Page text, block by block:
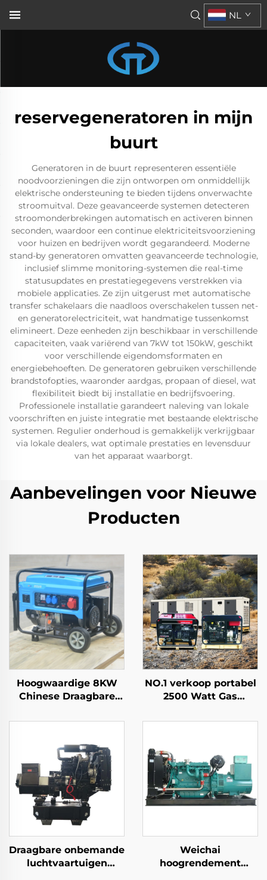
NL
reservegeneratoren in mijn
buurt
Generatoren in de buurt representeren essentiële
noodvoorzieningen die zijn ontworpen om onmiddellijk
elektrische ondersteuning te bieden tijdens onverwachte
stroomuitval. Deze geavanceerde systemen detecteren
stroomonderbrekingen automatisch en activeren binnen
seconden, waardoor een continue elektriciteitsvoorziening
voor huizen en bedrijven wordt gegarandeerd. Moderne
stand-by generatoren omvatten geavanceerde technologie,
inclusief slimme monitoring-systemen die real-time
statusupdates en prestatiegegevens verstrekken via
mobiele applicaties. Ze zijn uitgerust met automatische
transfer schakelaars die naadloos overschakelen tussen net-
en generatorelectriciteit, wat handmatige tussenkomst
elimineert. Deze eenheden zijn beschikbaar in verschillende
capaciteiten, vaak variërend van 7kW tot 150kW, geschikt
voor verschillende eigendomsformaten en
energiebehoeften. De generatoren gebruiken verschillende
brandstofopties, waaronder aardgas, propaan of diesel, wat
flexibiliteit biedt bij installatie en bedrijfsvoering.
Professionele installatie garandeert naleving van lokale
voorschriften en juiste integratie met bestaande elektrische
systemen. Regulier onderhoud is gemakkelijk verkrijgbaar
via lokale dealers, wat optimale prestaties en levensduur
van het apparaat waarborgt.
Aanbevelingen voor Nieuwe
Producten
Hoogwaardige 8KW
Chinese Draagbare
Rated Power met
Uitgang binnenbouw
Engine te koop
NO.1 verkoop portabel
2500 Watt Gas
Mini Benzine
Draagbare onbemande
luchtvaartuigen
Weichai
hoogrendement